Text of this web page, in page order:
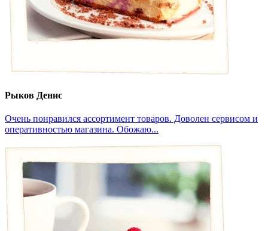
Рыков Денис
Очень понравился ассортимент товаров. Доволен сервисом и
оперативностью магазина. Обожаю...